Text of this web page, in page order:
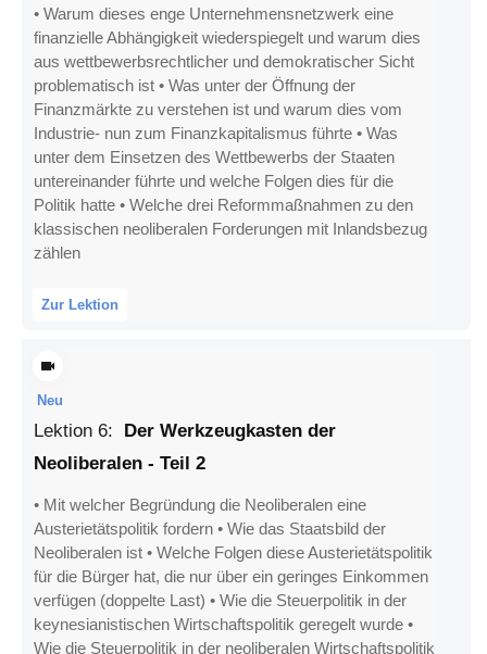
• Warum dieses enge Unternehmensnetzwerk eine
finanzielle Abhängigkeit wiederspiegelt und warum dies
aus wettbewerbsrechtlicher und demokratischer Sicht
problematisch ist • Was unter der Öffnung der
Finanzmärkte zu verstehen ist und warum dies vom
Industrie- nun zum Finanzkapitalismus führte • Was
unter dem Einsetzen des Wettbewerbs der Staaten
untereinander führte und welche Folgen dies für die
Politik hatte • Welche drei Reformmaßnahmen zu den
klassischen neoliberalen Forderungen mit Inlandsbezug
zählen
Zur Lektion
Neu
Lektion 6: Der Werkzeugkasten der
Neoliberalen - Teil 2
• Mit welcher Begründung die Neoliberalen eine
Austerietätspolitik fordern • Wie das Staatsbild der
Neoliberalen ist • Welche Folgen diese Austerietätspolitik
für die Bürger hat, die nur über ein geringes Einkommen
verfügen (doppelte Last) • Wie die Steuerpolitik in der
keynesianistischen Wirtschaftspolitik geregelt wurde •
Wie die Steuerpolitik in der neoliberalen Wirtschaftspolitik